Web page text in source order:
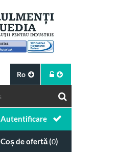
Ro
Autentificare
Coș de ofertă (0)